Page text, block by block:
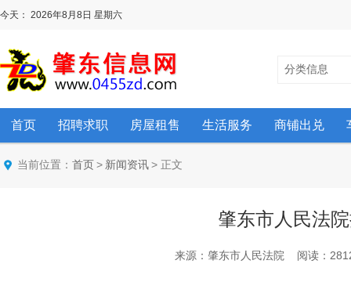
今天： 2026年8月8日 星期六
分类信息
首页 招聘求职 房屋租售 生活服务 商铺出兑
当前位置： 首页 > 新闻资讯 > 正文
肇东市人民法
来源：肇东市人民法院 阅读：